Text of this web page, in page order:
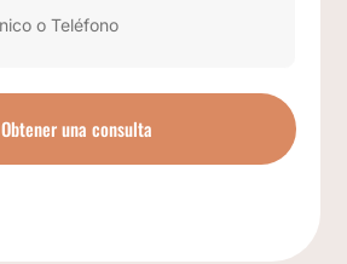
Obtener una consulta